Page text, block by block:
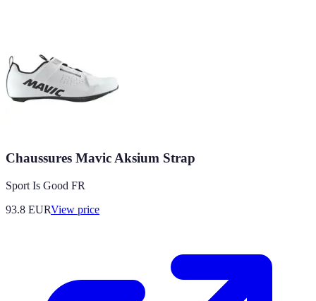
Chaussures Mavic Aksium Strap
Sport Is Good FR
93.8 EURView price